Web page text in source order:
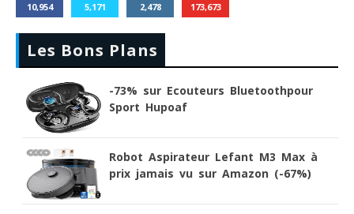
10,954 5,171 2,478 173,673
Les Bons Plans
-73% sur Ecouteurs Bluetoothpour
Sport Hupoaf
Robot Aspirateur Lefant M3 Max à
prix jamais vu sur Amazon (-67%)